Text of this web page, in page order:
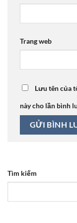
Trang web
Lưu tên của
này cho lần bình
Tìm kiếm